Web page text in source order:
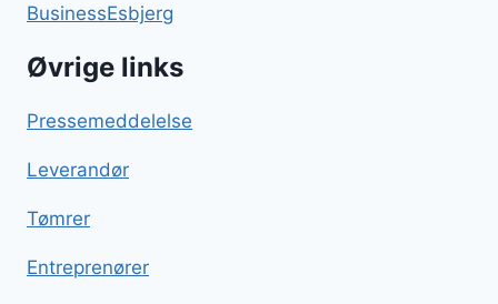
BusinessEsbjerg
Øvrige links
Pressemeddelelse
Leverandør
Tømrer
Entreprenører